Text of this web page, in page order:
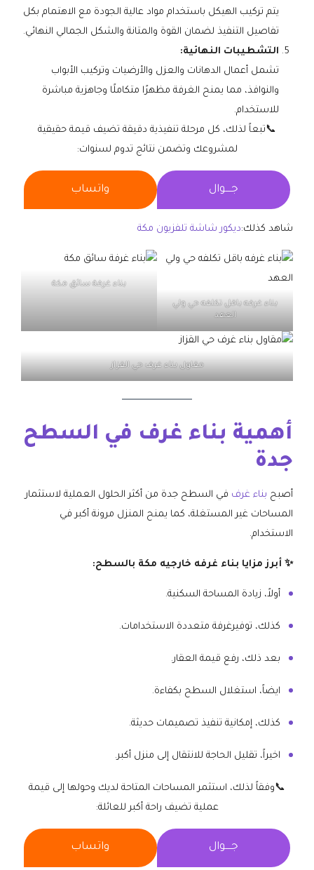
يتم تركيب الهيكل باستخدام مواد عالية الجودة مع الاهتمام بكل
تفاصيل التنفيذ لضمان القوة والمتانة والشكل الجمالي النهائي.
التشطيبات النهائية:
تشمل أعمال الدهانات والعزل والأرضيات وتركيب الأبواب
والنوافذ، مما يمنح الغرفة مظهرًا متكاملًا وجاهزية مباشرة
للاستخدام.
📞تبعاً لذلك، كل مرحلة تنفيذية دقيقة تضيف قيمة حقيقية
لمشروعك وتضمن نتائج تدوم لسنوات:
جــــوال واتساب
شاهد كذلك:ديكور شاشة تلفزيون مكة
بناء غرفه باقل تكلفه حي ولي
العهد
بناء غرفة سائق مكة
مقاول بناء غرف حي القزاز
أهمية بناء غرف في السطح
جدة
أصبح بناء غرف في السطح جدة من أكثر الحلول العملية لاستثمار
المساحات غير المستغلة، كما يمنح المنزل مرونة أكبر في
الاستخدام.
✨ أبرز مزايا بناء غرفه خارجيه مكة بالسطح:
أولاً، زيادة المساحة السكنية.
كذلك، توفيرغرفة متعددة الاستخدامات.
بعد ذلك، رفع قيمة العقار.
ايضاً، استغلال السطح بكفاءة.
كذلك، إمكانية تنفيذ تصميمات حديثة.
اخيراً، تقليل الحاجة للانتقال إلى منزل أكبر.
📞وفقاً لذلك، استثمر المساحات المتاحة لديك وحولها إلى قيمة
عملية تضيف راحة أكبر للعائلة:
جــــوال واتساب